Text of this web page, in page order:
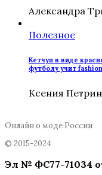
Александра
Полезное
Кетчуп в виде
футболу учит
Ксения
Онлайн о моде России
© 2015-2024
Эл № ФC77-71034